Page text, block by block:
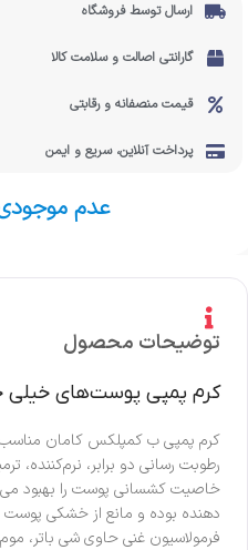
ارسال توسط فروشگاه
گارانتی اصالت و سلامت کالا
قیمت منصفانه و رقابتی
پرداخت آنلاین، سریع و ایمن
عدم موجودی
توضیحات محصول
کرم پمپی پوست‌های خیلی خشک
کرم پمپی ب کمپلکس کامان
رطوبت رسانی دو برابر، نرم‌کننده،
خاصیت کشسانی پوست را بهبود
دهنده بوده و مانع از خشکی
فرمولاسیون غنی حاوی شی باتر،